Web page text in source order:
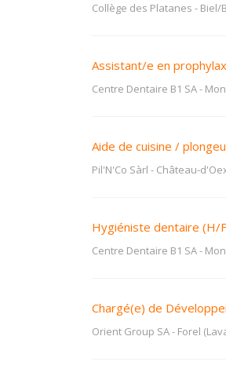
Collège des Platanes - Biel/
Assistant/e en
Centre Dentaire B1 SA-
Aide de cuisine /
Pil'N'Co Sàrl - Château-
Hygiéniste dentaire (H/
Centre Dentaire B1 SA-
Chargé(e) de
Orient Group SA- Forel